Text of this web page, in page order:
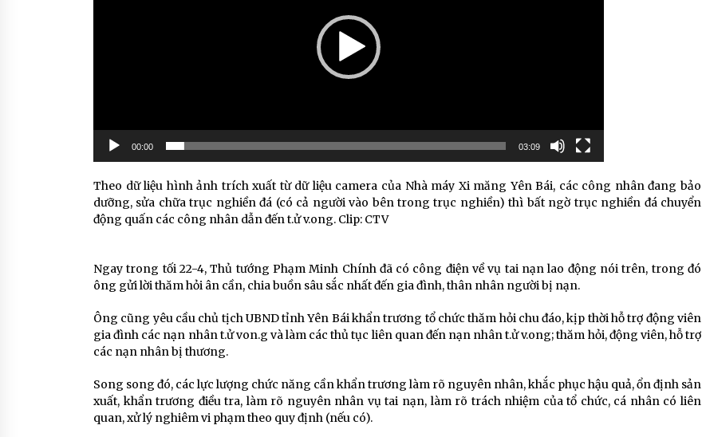
00:00 03:09
Theo dữ liệu hình ảnh trích xuất từ dữ liệu camera của Nhà máy Xi măng Yên Bái, các công nhân đang bảo
dưỡng, sửa chữa trục nghiền đá (có cả người vào bên trong trục nghiền) thì bất ngờ trục nghiền đá chuyển
động quấn các công nhân dẫn đến t.ử v.ong. Clip: CTV
Ngay trong tối 22-4, Thủ tướng Phạm Minh Chính đã có công điện về vụ tai nạn lao động nói trên, trong đó
ông gửi lời thăm hỏi ân cần, chia buồn sâu sắc nhất đến gia đình, thân nhân người bị nạn.
Ông cũng yêu cầu chủ tịch UBND tỉnh Yên Bái khẩn trương tổ chức thăm hỏi chu đáo, kịp thời hỗ trợ động viên
gia đình các nạn nhân t.ử von.g và làm các thủ tục liên quan đến nạn nhân t.ử v.ong; thăm hỏi, động viên, hỗ trợ
các nạn nhân bị thương.
Song song đó, các lực lượng chức năng cần khẩn trương làm rõ nguyên nhân, khắc phục hậu quả, ổn định sản
xuất, khẩn trương điều tra, làm rõ nguyên nhân vụ tai nạn, làm rõ trách nhiệm của tổ chức, cá nhân có liên
quan, xử lý nghiêm vi phạm theo quy định (nếu có).